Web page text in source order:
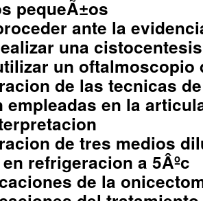
pequeÃ±os
ante la
una
un oftalmoscopio
de las tecnicas
empleadas en la
de tres medios
refrigeracion a 5Âºc
de la